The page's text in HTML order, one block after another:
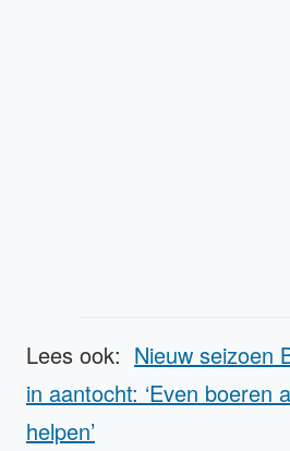
Lees ook: Nieuw seizoen
in aantocht: ‘Even boeren
helpen’